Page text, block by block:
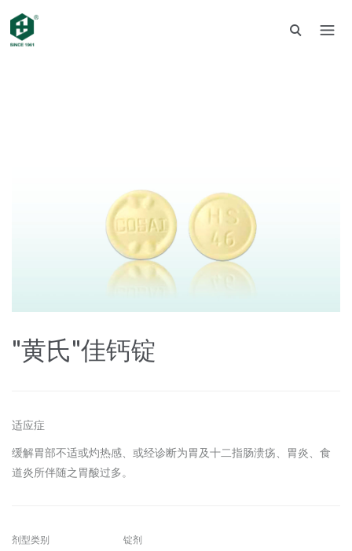
"黄氏"佳钙锭
适应症
缓解胃部不适或灼热感、或经诊断为胃及十二指肠溃疡、胃炎、食
道炎所伴随之胃酸过多。
剂型类别
锭剂